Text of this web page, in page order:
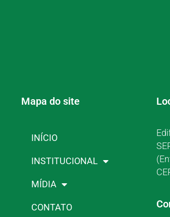
Mapa do site
INÍCIO
INSTITUCIONAL
MÍDIA
CONTATO